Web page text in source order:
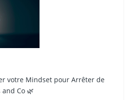
votre Mindset pour Arrêter de
Co 🌿